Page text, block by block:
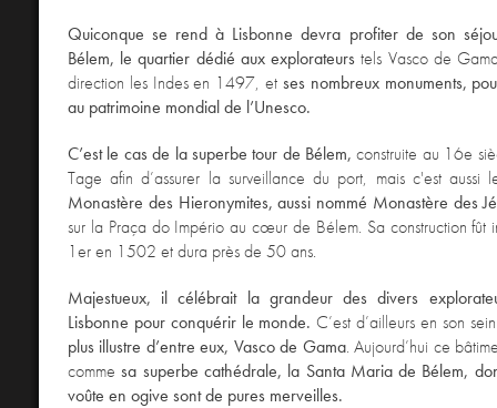
Quiconque se rend à Lisbonne devra profiter de son
Bélem, le quartier dédié aux explorateurs tels Vasco de
direction les Indes en 1497, et ses nombreux monuments,
au patrimoine mondial de l’Unesco.
C’est le cas de la superbe tour de Bélem, construite au 16e
Tage afin d’assurer la surveillance du port, mais c'est
Monastère des Hieronymites, aussi nommé Monastère des
sur la Praça do Império au cœur de Bélem. Sa construction fût
1er en 1502 et dura près de 50 ans.
Majestueux, il célébrait la grandeur des divers
Lisbonne pour conquérir le monde. C’est d’ailleurs en son
plus illustre d’entre eux, Vasco de Gama. Aujourd’hui ce
commesa superbe cathédrale, la Santa Maria de Bélem,
voûte en ogive sont de pures merveilles.